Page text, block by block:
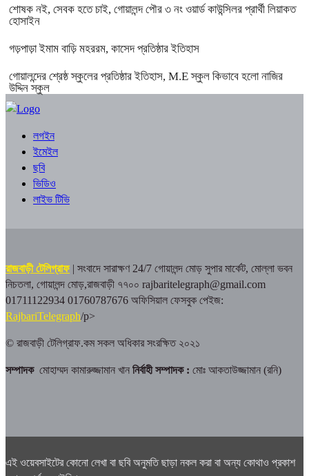
শোষক নই, সেবক হতে চাই, গোয়ালন্দ পৌর ৩ নং ওয়ার্ড কাউন্সিলর প্রার্থী লিয়াকত
হোসাইন
গড়পাড়া ইমাম বাড়ি মহররম, কাসেদ প্রতিষ্ঠার ইতিহাস
গোয়ালন্দের শ্রেষ্ঠ স্কুলের প্রতিষ্ঠার ইতিহাস, M.E স্কুল কিভাবে হলো নাজির
উদ্দিন স্কুল
লগইন
ইমেইল
ছবি
ভিডিও
লাইভ টিভি
রাজবাড়ী টেলিগ্রাফ | সংবাদে সারাক্ষণ 24/7 গোয়ালন্দ মোড় সুপার মার্কেট, মোল্লা ভবন
নিচতলা, গোয়ালন্দ মোড়,রাজবাড়ী ৭৭০০ rajbaritelegraph@gmail.com
01711122934 01760787676 অফিসিয়াল ফেসবুক পেইজ:
RajbariTelegraph/p>
© রাজবাড়ী টেলিগ্রাফ.কম সকল অধিকার সংরক্ষিত ২০২১
সম্পাদক মোহাম্মদ কামারুজ্জামান খান নির্বাহী সম্পাদক : মোঃ আকতাউজ্জামান (রনি)
এই ওয়েবসাইটের কোনো লেখা বা ছবি অনুমতি ছাড়া নকল করা বা অন্য কোথাও প্রকাশ